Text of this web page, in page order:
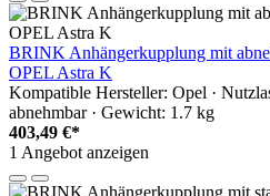
BRINK Anhängerkupplung mit
OPEL Astra K
Kompatible Hersteller: Opel ·
abnehmbar · Gewicht: 1.7 kg
403,49 €*
1 Angebot anzeigen